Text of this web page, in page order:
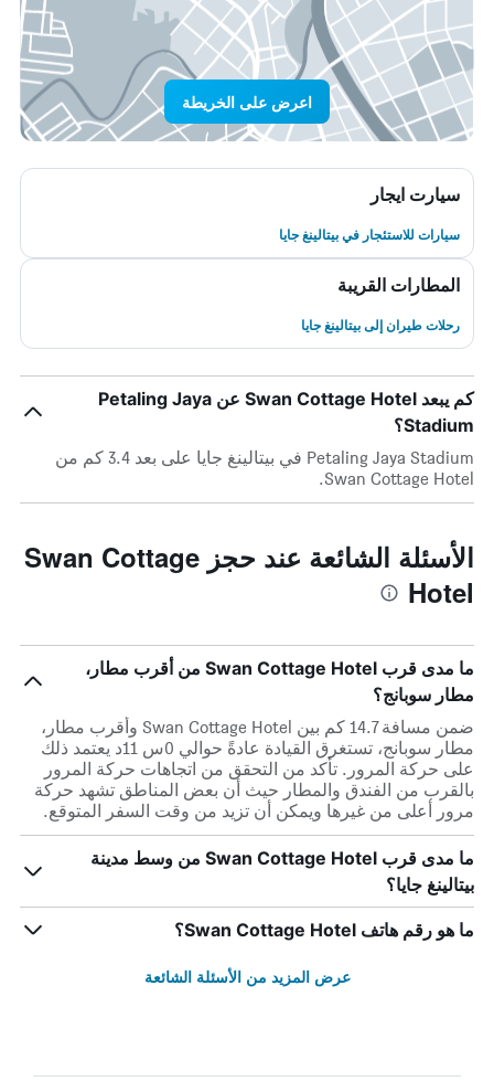
اعرض على الخريطة
سيارت ايجار
سيارات للاستئجار في بيتالينغ جايا
المطارات القريبة
رحلات طيران إلى بيتالينغ جايا
كم يبعد Swan Cottage Hotel عن Petaling Jaya
Stadium؟
Petaling Jaya Stadium في بيتالينغ جايا على بعد 3.4 كم من
Swan Cottage Hotel.
الأسئلة الشائعة عند حجز Swan Cottage
Hotel
ما مدى قرب Swan Cottage Hotel من أقرب مطار،
مطار سوبانج؟
ضمن مسافة 14.7 كم بين Swan Cottage Hotel وأقرب مطار،
مطار سوبانج، تستغرق القيادة عادةً حوالي 0س 11د يعتمد ذلك
على حركة المرور. تأكد من التحقق من اتجاهات حركة المرور
بالقرب من الفندق والمطار حيث أن بعض المناطق تشهد حركة
مرور أعلى من غيرها ويمكن أن تزيد من وقت السفر المتوقع.
ما مدى قرب Swan Cottage Hotel من وسط مدينة
بيتالينغ جايا؟
ما هو رقم هاتف Swan Cottage Hotel؟
عرض المزيد من الأسئلة الشائعة